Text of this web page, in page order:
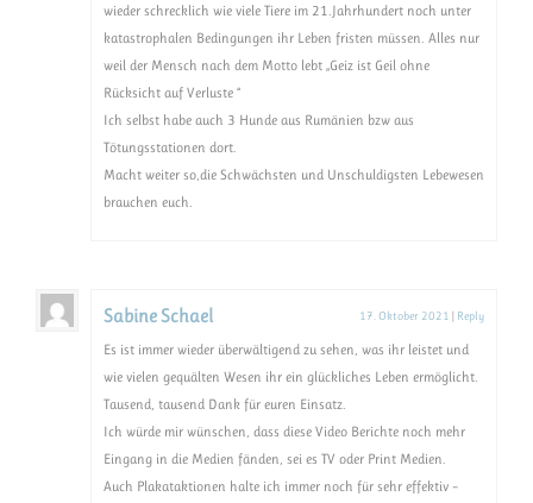
wieder schrecklich wie viele Tiere im 21.Jahrhundert noch unter
katastrophalen Bedingungen ihr Leben fristen müssen. Alles nur
weil der Mensch nach dem Motto lebt „Geiz ist Geil ohne
Rücksicht auf Verluste “
Ich selbst habe auch 3 Hunde aus Rumänien bzw aus
Tötungsstationen dort.
Macht weiter so,die Schwächsten und Unschuldigsten Lebewesen
brauchen euch.
Sabine Schael 17. Oktober 2021 | Reply
Es ist immer wieder überwältigend zu sehen, was ihr leistet und
wie vielen gequälten Wesen ihr ein glückliches Leben ermöglicht.
Tausend, tausend Dank für euren Einsatz.
Ich würde mir wünschen, dass diese Video Berichte noch mehr
Eingang in die Medien fänden, sei es TV oder Print Medien.
Auch Plakataktionen halte ich immer noch für sehr effektiv –